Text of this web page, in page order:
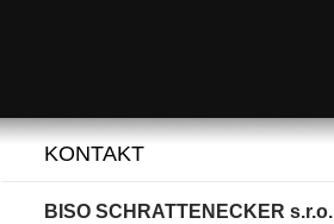
KONTAKT
BISO SCHRATTENECKER s.r.o.